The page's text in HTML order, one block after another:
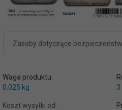
Zasoby dotyczące
Waga produktu:
0.025 kg
3
Koszt wysyłki od: